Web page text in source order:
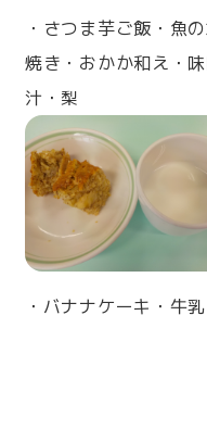
・さつま芋ご飯・魚
焼き・おかか和え・
汁・梨
・バナナケーキ・牛乳